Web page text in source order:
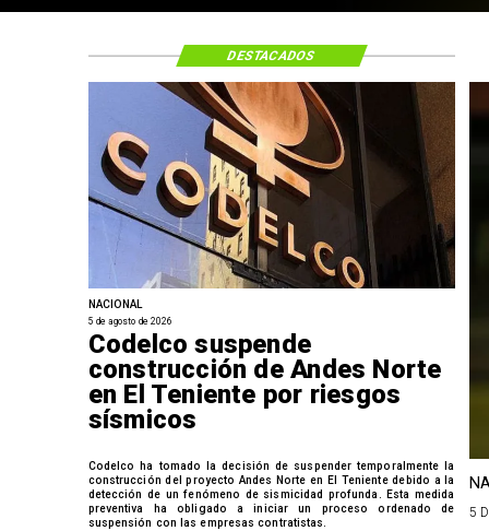
NACIONAL
5 de agosto de 2026
Codelco suspende
construcción de Andes Norte
en El Teniente por riesgos
sísmicos
Codelco ha tomado la decisión de suspender temporalmente la
construcción del proyecto Andes Norte en El Teniente debido a la
detección de un fenómeno de sismicidad profunda. Esta medida
preventiva ha obligado a iniciar un proceso ordenado de
suspensión con las empresas contratistas.
5
DESTACADOS